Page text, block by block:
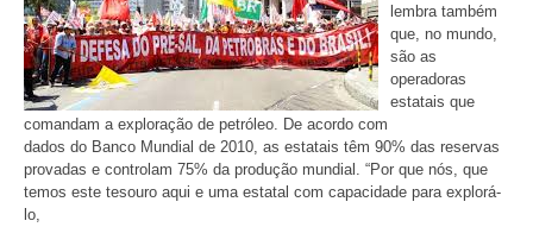
lembra também
que, no mundo,
são as
operadoras
estatais que
comandam a exploração de petróleo. De acordo com
dados do Banco Mundial de 2010, as estatais têm 90% das reservas
provadas e controlam 75% da produção mundial. “Por que nós, que
temos este tesouro aqui e uma estatal com capacidade para explorá-
lo,